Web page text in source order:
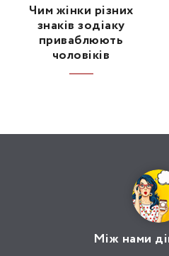
Чим жінки різних
знаків зодіаку
приваблюють
чоловіків
Між нами